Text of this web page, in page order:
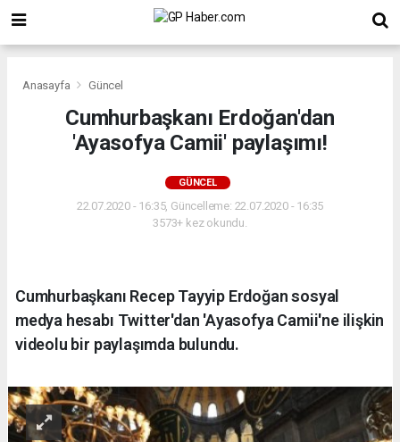
Anasayfa Güncel
Cumhurbaşkanı Erdoğan'dan
'Ayasofya Camii' paylaşımı!
GÜNCEL
22.07.2020 - 16:35, Güncelleme: 22.07.2020 - 16:35
3573+ kez okundu.
Cumhurbaşkanı Recep Tayyip Erdoğan sosyal
medya hesabı Twitter'dan 'Ayasofya Camii'ne ilişkin
videolu bir paylaşımda bulundu.